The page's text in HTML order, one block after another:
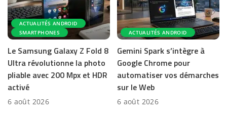
ACTUALITÉS ANDROID
SMARTPHONES
Le Samsung Galaxy Z Fold 8
Ultra révolutionne la photo
pliable avec 200 Mpx et HDR
activé
6 août 2026
ACTUALITÉS ANDROID
Gemini Spark s’intègre à
Google Chrome pour
automatiser vos démarches
sur le Web
6 août 2026